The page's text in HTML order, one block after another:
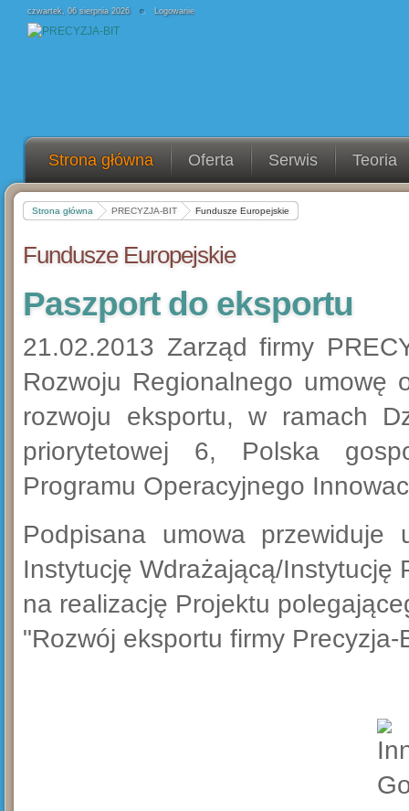
czwartek, 06 sierpnia 2026 Logowanie
Strona główna Oferta Serwis Teoria
Strona główna PRECYZJA-BIT Fundusze Europejskie
Fundusze Europejskie
Paszport do eksportu
21.02.2013 Zarząd firmy
Rozwoju Regionalnego umowę
rozwoju eksportu, w ramach
priorytetowej 6, Polska
Programu Operacyjnego
Podpisana umowa przewiduje
Instytucję Wdrażającą/Instytucję
na realizację Projektu
"Rozwój eksportu firmy